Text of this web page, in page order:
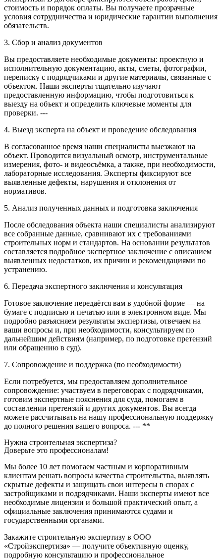
стоимость и порядок оплаты. Вы получаете прозрачные
условия сотрудничества и юридические гарантии выполнения
обязательств.
3. Сбор и анализ документов
Вы предоставляете необходимые документы: проектную и
исполнительную документацию, акты, сметы, фотографии,
переписку с подрядчиками и другие материалы, связанные с
объектом. Наши эксперты тщательно изучают
предоставленную информацию, чтобы подготовиться к
выезду на объект и определить ключевые моменты для
проверки. ---
4. Выезд эксперта на объект и проведение обследования
В согласованное время наши специалисты выезжают на
объект. Проводится визуальный осмотр, инструментальные
измерения, фото- и видеосъёмка, а также, при необходимости,
лабораторные исследования. Эксперты фиксируют все
выявленные дефекты, нарушения и отклонения от
нормативов.
5. Анализ полученных данных и подготовка заключения
После обследования объекта наши специалисты анализируют
все собранные данные, сравнивают их с требованиями
строительных норм и стандартов. На основании результатов
составляется подробное экспертное заключение с описанием
выявленных недостатков, их причин и рекомендациями по
устранению.
6. Передача экспертного заключения и консультация
Готовое заключение передаётся вам в удобной форме — на
бумаге с подписью и печатью или в электронном виде. Мы
подробно разъясняем результаты экспертизы, отвечаем на
ваши вопросы и, при необходимости, консультируем по
дальнейшим действиям (например, по подготовке претензий
или обращению в суд).
7. Сопровождение и поддержка (по необходимости)
Если потребуется, мы предоставляем дополнительное
сопровождение: участвуем в переговорах с подрядчиками,
готовим экспертные пояснения для суда, помогаем в
составлении претензий и других документов. Вы всегда
можете рассчитывать на нашу профессиональную поддержку
до полного решения вашего вопроса. --- **
Нужна строительная экспертиза?
Доверьте это профессионалам!
Мы более 10 лет помогаем частным и корпоративным
клиентам решать вопросы качества строительства, выявлять
скрытые дефекты и защищать свои интересы в спорах с
застройщиками и подрядчиками. Наши эксперты имеют все
необходимые лицензии и большой практический опыт, а
официальные заключения принимаются судами и
государственными органами.
Закажите строительную экспертизу в ООО
«Стройэкспертиза» — получите объективную оценку,
подробную консультацию и профессиональное